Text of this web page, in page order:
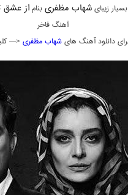
زیبایشهاب مظفریبناماز عشق
آهنگ فاخر
دانلود آهنگ هایشهاب مظفری <—